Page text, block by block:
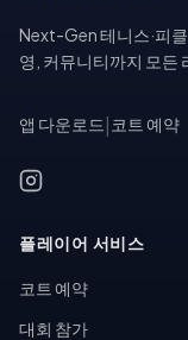
Next-Gen 테니스·피
영, 커뮤니티까지 모든
앱 다운로드 코트 예약
플레이어 서비스
코트 예약
대회 참가